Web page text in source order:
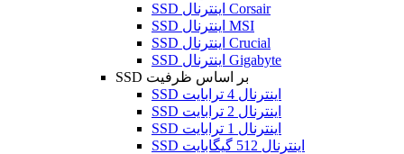
SSD اینترنال Corsair
SSD اینترنال MSI
SSD اینترنال Crucial
SSD اینترنال Gigabyte
SSD بر اساس ظرفیت
SSD اینترنال 4 ترابایت
SSD اینترنال 2 ترابایت
SSD اینترنال 1 ترابایت
SSD اینترنال 512 گیگابایت